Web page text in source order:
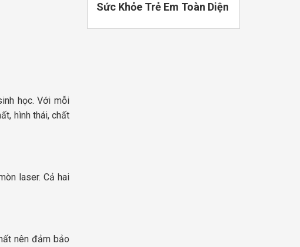
học. Với mỗi
hình thái, chất
laser. Cả hai
nên đảm bảo
Sức Khỏe Trẻ Em Toàn Diện